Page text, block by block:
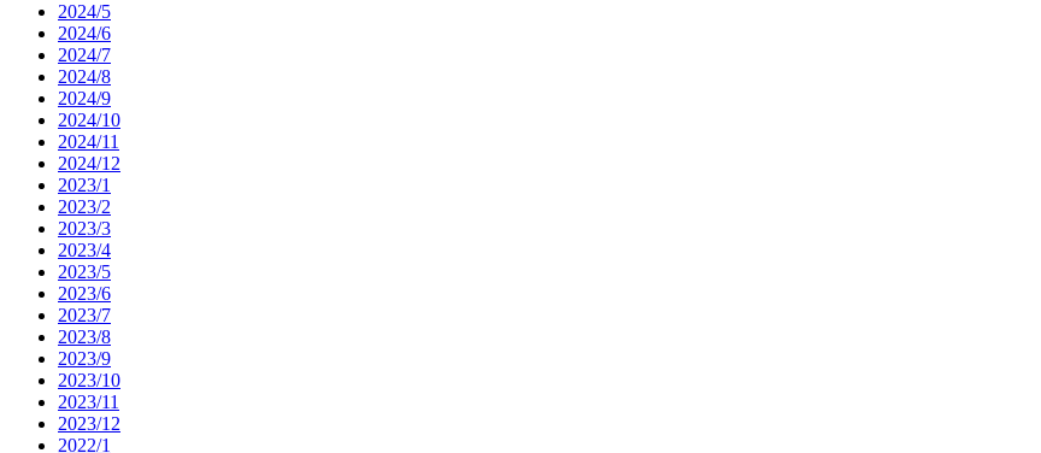
2024/5
2024/6
2024/7
2024/8
2024/9
2024/10
2024/11
2024/12
2023/1
2023/2
2023/3
2023/4
2023/5
2023/6
2023/7
2023/8
2023/9
2023/10
2023/11
2023/12
2022/1